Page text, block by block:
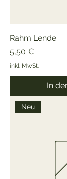
Rahm Lende
Preis
5,50 €
inkl. MwSt.
In
Neu